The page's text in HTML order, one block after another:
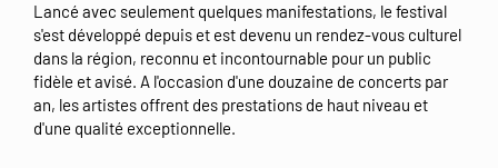
Lancé avec seulement quelques manifestations, le festival
s'est développé depuis et est devenu un rendez-vous culturel
dans la région, reconnu et incontournable pour un public
fidèle et avisé. A l'occasion d'une douzaine de concerts par
an, les artistes offrent des prestations de haut niveau et
d'une qualité exceptionnelle.